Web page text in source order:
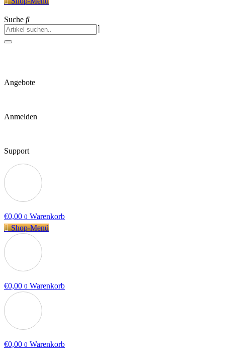
Suche
Angebote
Anmelden
Support
€0,00 0 Warenkorb
Shop-Menü
€0,00 0 Warenkorb
€0,00 0 Warenkorb